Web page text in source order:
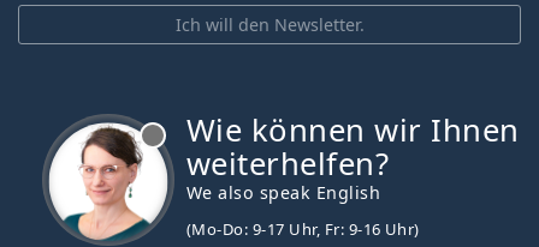
Ich will den Newsletter.
Wie können wir Ihnen
weiterhelfen?
We also speak English
(Mo-Do: 9-17 Uhr, Fr: 9-16 Uhr)